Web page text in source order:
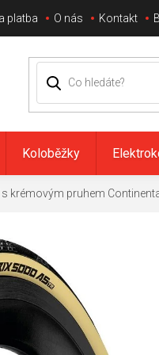
platba O nás Kontakt
Koloběžky
krémovým pruhem